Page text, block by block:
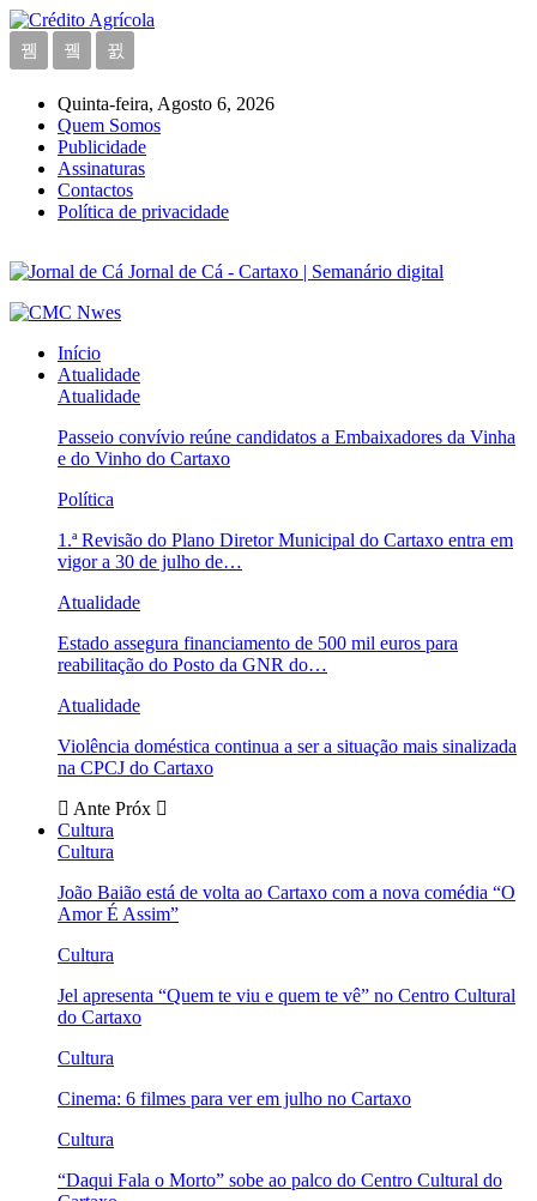
Quinta-feira, Agosto 6, 2026
Quem Somos
Publicidade
Assinaturas
Contactos
Política de privacidade
Jornal de Cá - Cartaxo | Semanário digital
Início
Atualidade
Atualidade
Passeio convívio reúne candidatos a Embaixadores da Vinha
e do Vinho do Cartaxo
Política
1.ª Revisão do Plano Diretor Municipal do Cartaxo entra em
vigor a 30 de julho de…
Atualidade
Estado assegura financiamento de 500 mil euros para
reabilitação do Posto da GNR do…
Atualidade
Violência doméstica continua a ser a situação mais sinalizada
na CPCJ do Cartaxo
Ante Próx
Cultura
Cultura
João Baião está de volta ao Cartaxo com a nova comédia “O
Amor É Assim”
Cultura
Jel apresenta “Quem te viu e quem te vê” no Centro Cultural
do Cartaxo
Cultura
Cinema: 6 filmes para ver em julho no Cartaxo
Cultura
“Daqui Fala o Morto” sobe ao palco do Centro Cultural do